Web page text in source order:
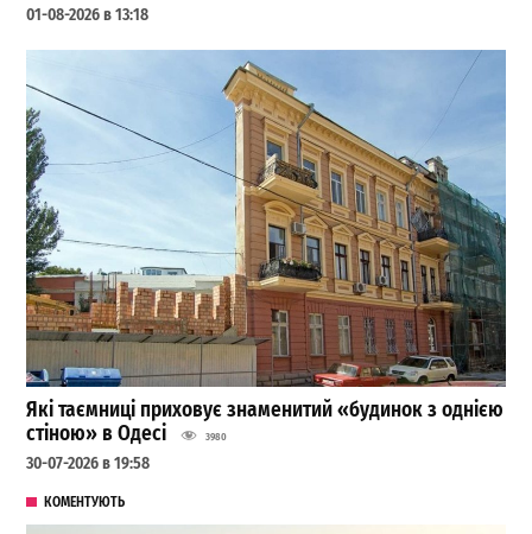
01-08-2026 в 13:18
Які таємниці приховує знаменитий «будинок з однією
стіною» в Одесі
3980
30-07-2026 в 19:58
КОМЕНТУЮТЬ